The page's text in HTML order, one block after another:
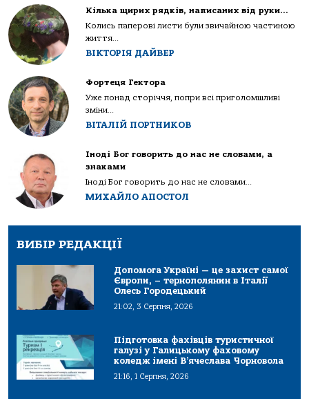
Кілька щирих рядків, написаних від руки…
Колись паперові листи були звичайною частиною
життя...
ВІКТОРІЯ ДАЙВЕР
Фортеця Гектора
Уже понад сторіччя, попри всі приголомшливі
зміни...
ВІТАЛІЙ ПОРТНИКОВ
Іноді Бог говорить до нас не словами, а
знаками
Іноді Бог говорить до нас не словами...
МИХАЙЛО АПОСТОЛ
ВИБІР РЕДАКЦІЇ
Допомога Україні — це захист самої
Європи, – тернополянин в Італії
Олесь Городецький
21:02, 3 Серпня, 2026
Підготовка фахівців туристичної
галузі у Галицькому фаховому
коледж імені В’ячеслава Чорновола
21:16, 1 Серпня, 2026